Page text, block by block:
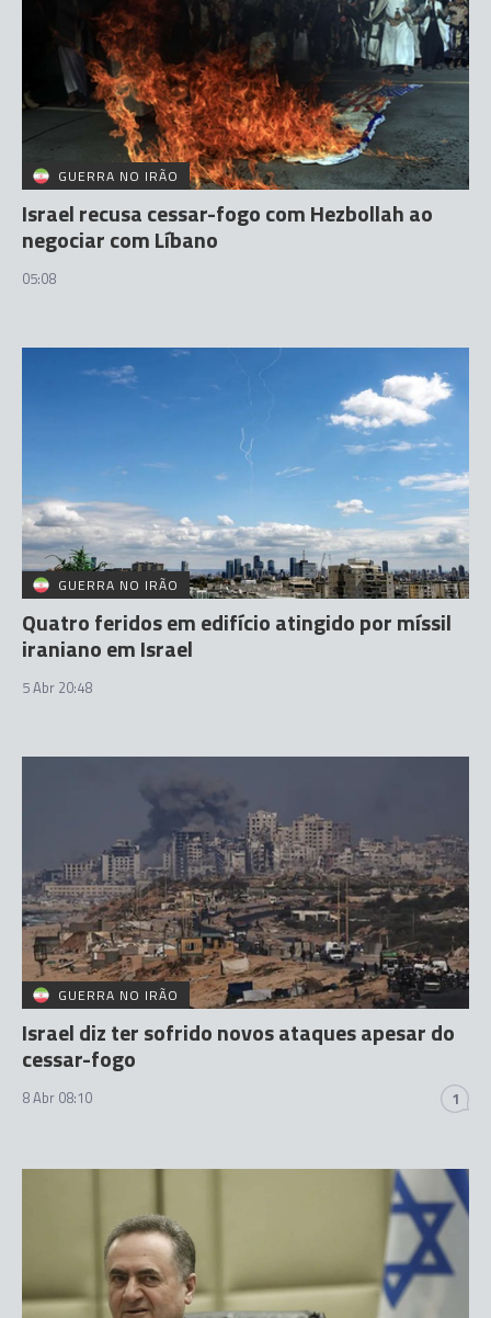
GUERRA NO IRÃO
Israel recusa cessar-fogo com Hezbollah ao
negociar com Líbano
05:08
GUERRA NO IRÃO
Quatro feridos em edifício atingido por míssil
iraniano em Israel
5 Abr 20:48
GUERRA NO IRÃO
Israel diz ter sofrido novos ataques apesar do
cessar-fogo
8 Abr 08:10 1